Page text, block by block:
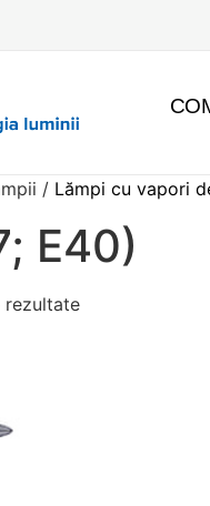
/ Lămpi cu vapori
E40)
rezultate